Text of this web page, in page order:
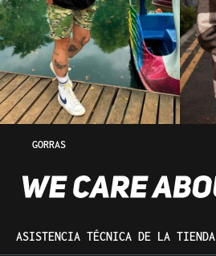
GORRAS
ASISTENCIA TÉCNICA DE LA TIENDA